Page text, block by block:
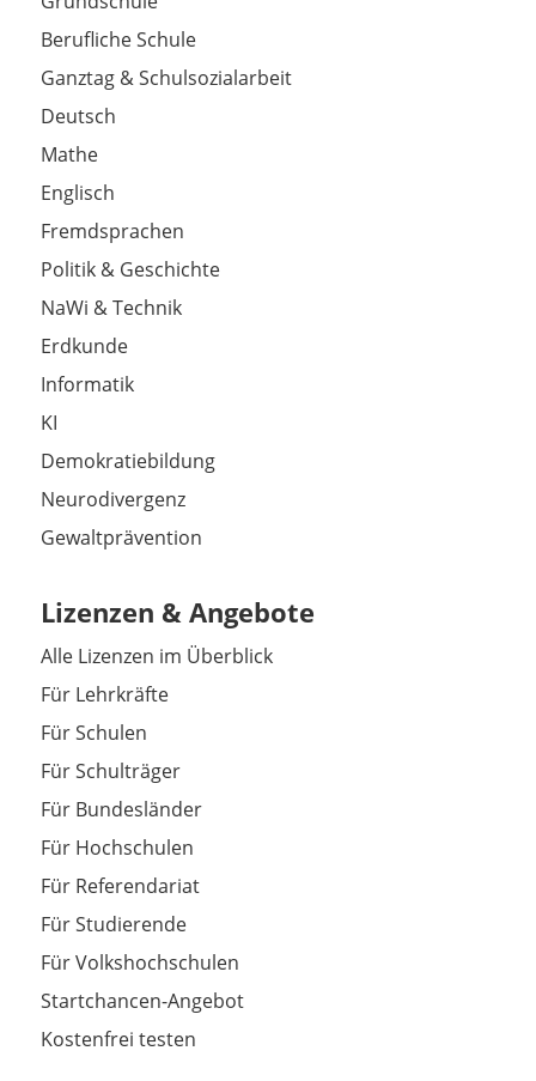
Berufliche Schule
Ganztag & Schulsozialarbeit
Deutsch
Mathe
Englisch
Fremdsprachen
Politik & Geschichte
NaWi & Technik
Erdkunde
Informatik
KI
Demokratiebildung
Neurodivergenz
Gewaltprävention
Lizenzen & Angebote
Alle Lizenzen im Überblick
Für Lehrkräfte
Für Schulen
Für Schulträger
Für Bundesländer
Für Hochschulen
Für Referendariat
Für Studierende
Für Volkshochschulen
Startchancen-Angebot
Kostenfrei testen